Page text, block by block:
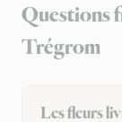
Questions
Trégrom
Les fleurs